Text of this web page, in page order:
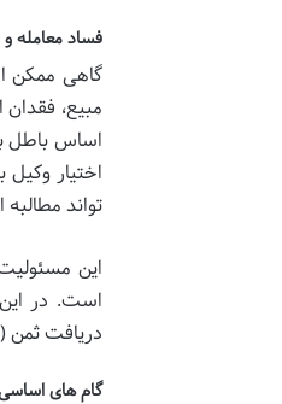
فساد معامله
گاهی
مبیع، فقدان
اساس باطل
اختیار
تواند مطالبه
این
است. در این
دریافت ثمن
گام های